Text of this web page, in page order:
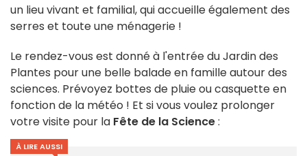
un lieu vivant et familial, qui accueille également des
serres et toute une ménagerie !
Le rendez-vous est donné à l'entrée du Jardin des
Plantes pour une belle balade en famille autour des
sciences. Prévoyez bottes de pluie ou casquette en
fonction de la météo ! Et si vous voulez prolonger
votre visite pour la Fête de la Science:
À LIRE AUSSI